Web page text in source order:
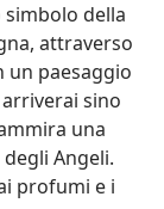
della
attraverso
un paesaggio
sino
una
Angeli.
profumi e i